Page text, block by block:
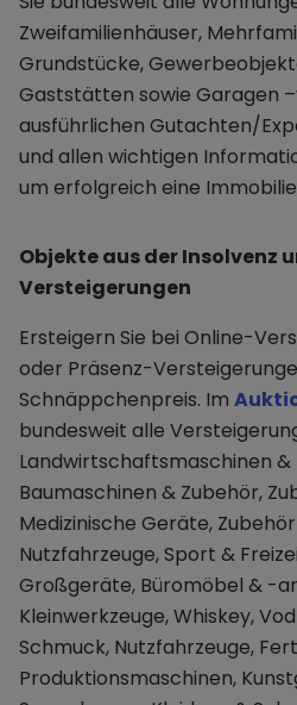
Zweifamilienhäuser,
Grundstücke,
Gaststätten sowie Garagen
ausführlichen Gutachten/
und allen wichtigen
um erfolgreich eine
Objekte aus der Insolvenz
Versteigerungen
Ersteigern Sie bei Online-
oder Präsenz-
Schnäppchenpreis. Im
bundesweit alle
Landwirtschaftsmaschinen &
Baumaschinen & Zubehör,
Medizinische Geräte,
Nutzfahrzeuge, Sport &
Großgeräte, Büromöbel & -
Kleinwerkzeuge, Whiskey,
Schmuck, Nutzfahrzeuge,
Produktionsmaschinen,